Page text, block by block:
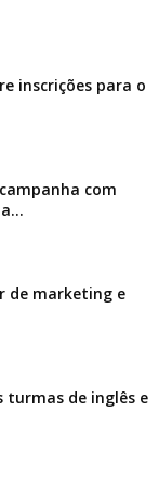
inscrições para o
com
de marketing e
turmas de inglês e